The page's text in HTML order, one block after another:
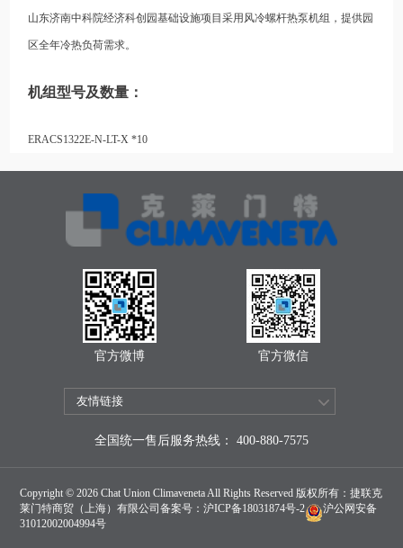
山东济南中科院经济科创园基础设施项目采用风冷螺杆热泵机组，提供园
区全年冷热负荷需求。
机组型号及数量：
ERACS1322E-N-LT-X *10
官方微博 官方微信
全国统一售后服务热线： 400-880-7575
Copyright © 2026 Chat Union Climaveneta All Rights Reserved 版权所有：捷联克
莱门特商贸（上海）有限公司备案号：沪ICP备18031874号-2
沪公网安备
31012002004994号